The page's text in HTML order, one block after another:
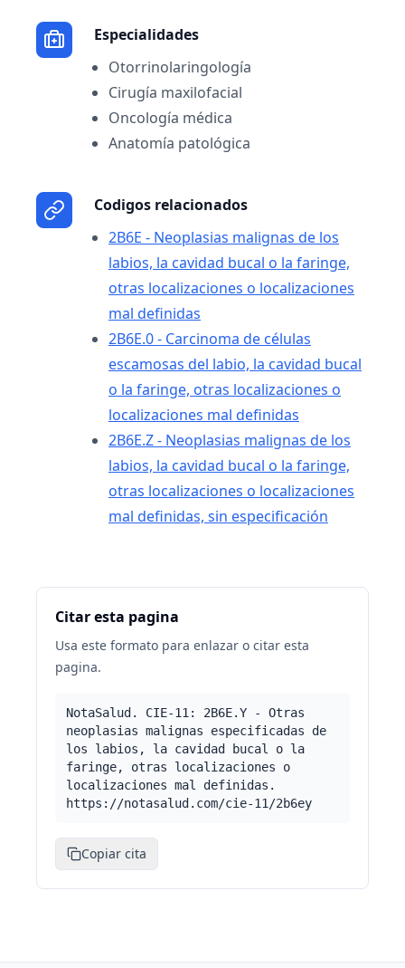
Especialidades
Otorrinolaringología
Cirugía maxilofacial
Oncología médica
Anatomía patológica
Codigos relacionados
2B6E - Neoplasias malignas de los
labios, la cavidad bucal o la faringe,
otras localizaciones o localizaciones
mal definidas
2B6E.0 - Carcinoma de células
escamosas del labio, la cavidad bucal
o la faringe, otras localizaciones o
localizaciones mal definidas
2B6E.Z - Neoplasias malignas de los
labios, la cavidad bucal o la faringe,
otras localizaciones o localizaciones
mal definidas, sin especificación
Citar esta pagina
Usa este formato para enlazar o citar esta
pagina.
NotaSalud. CIE-11: 2B6E.Y - Otras
neoplasias malignas especificadas de
los labios, la cavidad bucal o la
faringe, otras localizaciones o
localizaciones mal definidas.
https://notasalud.com/cie-11/2b6ey
Copiar cita